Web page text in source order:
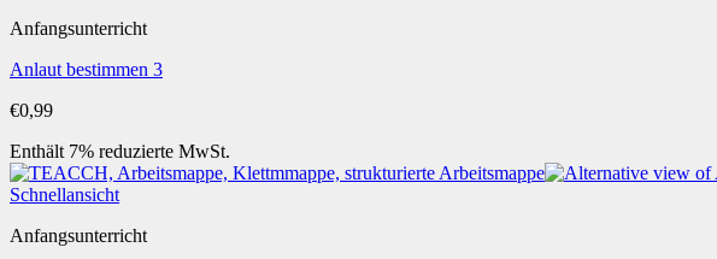
Anfangsunterricht
Anlaut bestimmen 3
€0,99
Enthält 7% reduzierte MwSt.
Schnellansicht
Anfangsunterricht